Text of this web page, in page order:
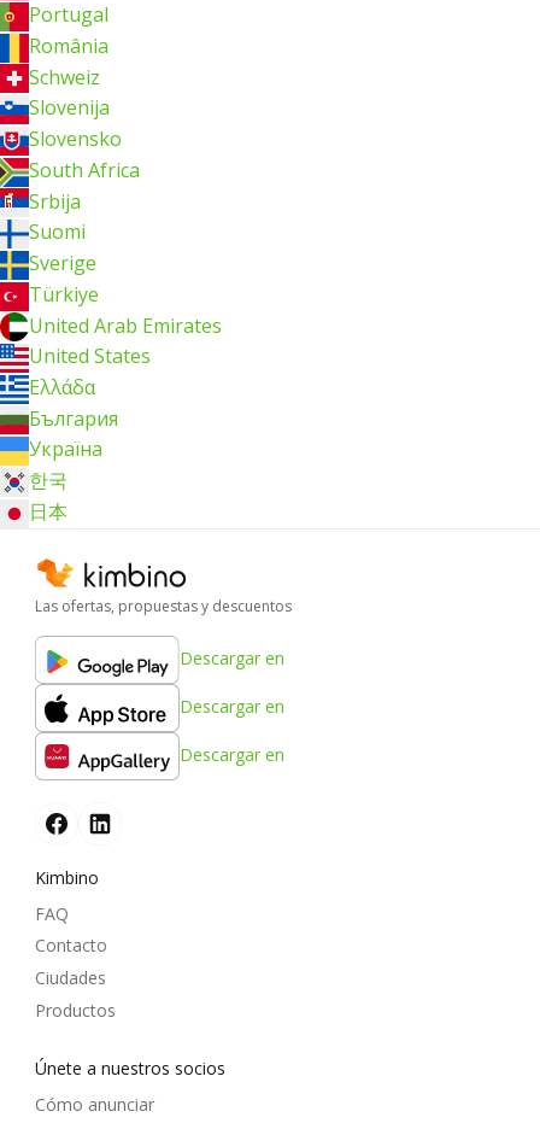
Portugal
România
Schweiz
Slovenija
Slovensko
South Africa
Srbija
Suomi
Sverige
Türkiye
United Arab Emirates
United States
Ελλάδα
България
Україна
한국
日本
Las ofertas, propuestas y descuentos
Descargar en
Descargar en
Descargar en
Kimbino
FAQ
Contacto
Ciudades
Productos
Únete a nuestros socios
Cómo anunciar